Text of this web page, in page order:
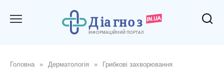
Головна » Дерматологія » Грибкові захворювання